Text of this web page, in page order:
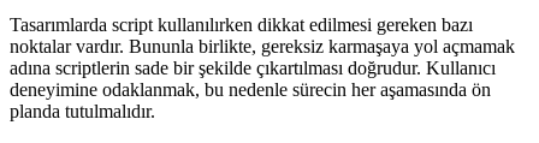
Tasarımlarda script kullanılırken dikkat edilmesi gereken bazı
noktalar vardır. Bununla birlikte, gereksiz karmaşaya yol açmamak
adına scriptlerin sade bir şekilde çıkartılması doğrudur. Kullanıcı
deneyimine odaklanmak, bu nedenle sürecin her aşamasında ön
planda tutulmalıdır.